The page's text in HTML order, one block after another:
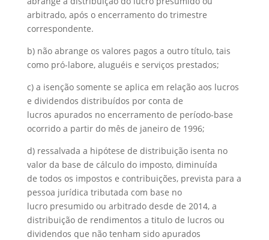
arbitrado, após o encerramento do trimestre
correspondente.
b) não abrange os valores pagos a outro título, tais
como pró-labore, aluguéis e serviços prestados;
c) a isenção somente se aplica em relação aos lucros
e dividendos distribuídos por conta de
lucros apurados no encerramento de período-base
ocorrido a partir do mês de janeiro de 1996;
d) ressalvada a hipótese de distribuição isenta no
valor da base de cálculo do imposto, diminuída
de todos os impostos e contribuições, prevista para a
pessoa jurídica tributada com base no
lucro presumido ou arbitrado desde de 2014, a
distribuição de rendimentos a titulo de lucros ou
dividendos que não tenham sido apurados